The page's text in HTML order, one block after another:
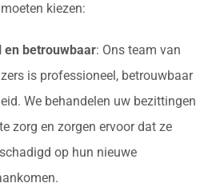
kiezen:
en betrouwbaar: Ons team van
is professioneel, betrouwbaar
We behandelen uw bezittingen
zorg en zorgen ervoor dat ze
op hun nieuwe